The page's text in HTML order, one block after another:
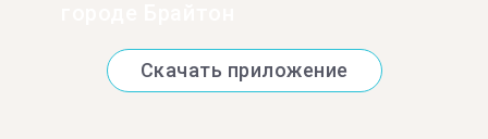
Скачать приложение